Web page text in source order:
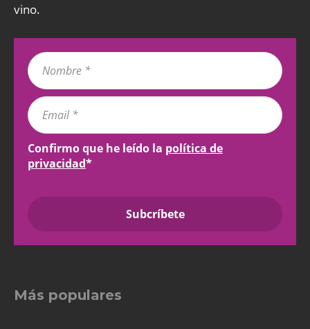
vino.
Confirmo que he leído la política de
privacidad*
Más populares